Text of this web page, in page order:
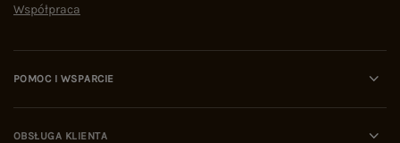
Współpraca
POMOC I WSPARCIE
OBSŁUGA KLIENTA